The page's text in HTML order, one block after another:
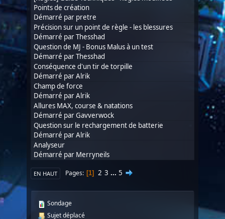
Points de création
Démarré par pretre
Précision sur un point de règle - les blessures
Démarré parThesshad
Question de MJ - Bonus Malus à un test
Démarré parThesshad
Conséquence d'un tir de torpille
Démarré parAlrik
Champ de force
Démarré parAlrik
Allures MAX, course & natations
Démarré parGavverwock
Question sur le rechargement de batterie
Démarré parAlrik
Analyseur
Démarré par Merryneils
EN HAUT Pages 1 2 3 ... 5
Sondage
Sujet déplacé